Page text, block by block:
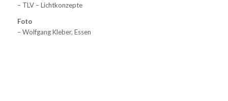
– TLV – Lichtkonzepte
Foto
– Wolfgang Kleber, Essen